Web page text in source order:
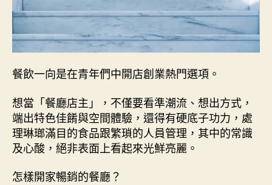
餐飲一向是在青年們中開店創業熱門選項。
想當「餐廳店主」，不僅要看準潮流、想出方式，
端出特色佳餚與空間體驗，還得有硬底子功力，處
理琳瑯滿目的食品跟繁瑣的人員管理，其中的常識
及心酸，絕非表面上看起來光鮮亮麗。
怎樣開家暢銷的餐廳？